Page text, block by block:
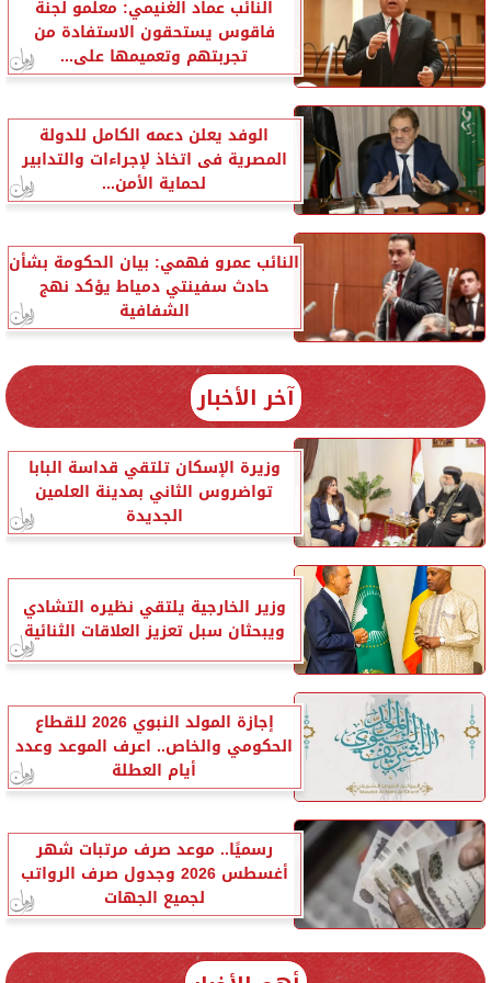
النائب عماد الغنيمي: معلمو لجنة
فاقوس يستحقون الاستفادة من
تجربتهم وتعميمها على...
الوفد يعلن دعمه الكامل للدولة
المصرية فى اتخاذ لإجراءات والتدابير
لحماية الأمن...
النائب عمرو فهمي: بيان الحكومة بشأن
حادث سفينتي دمياط يؤكد نهج
الشفافية
آخر الأخبار
وزيرة الإسكان تلتقي قداسة البابا
تواضروس الثاني بمدينة العلمين
الجديدة
وزير الخارجية يلتقي نظيره التشادي
ويبحثان سبل تعزيز العلاقات الثنائية
إجازة المولد النبوي 2026 للقطاع
الحكومي والخاص.. اعرف الموعد وعدد
أيام العطلة
رسميًا.. موعد صرف مرتبات شهر
أغسطس 2026 وجدول صرف الرواتب
لجميع الجهات